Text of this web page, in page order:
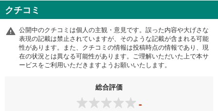
クチコミ
公開中のクチコミは個人の主観・意見です。誤った内容や大げさな
表現の記載は禁止されていますが、そのような記載が含まれる可能
性があります。また、クチコミの情報は投稿時点の情報であり、現
在の状況とは異なる可能性があります。ご理解いただいた上で本サ
ービスをご利用いただきますようお願いいたします。
総合評価
-